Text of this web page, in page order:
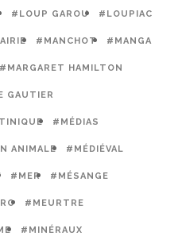
#LOUP GAROU #LOUPIAC
#MANCHOT #MANGA
#MARGARET HAMILTON
GAUTIER
#MÉDIAS
ANIMALE #MÉDIÉVAL
#MER #MÉSANGE
#MEURTRE
#MINÉRAUX